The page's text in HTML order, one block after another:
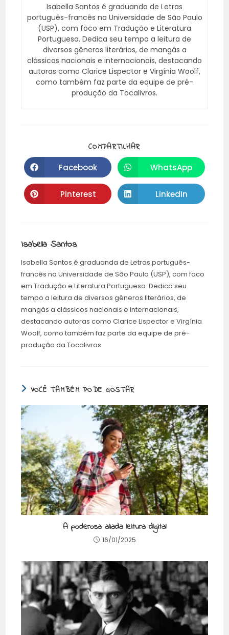
Isabella Santos é graduanda de Letras
português-francês na Universidade de São Paulo
(USP), com foco em Tradução e Literatura
Portuguesa. Dedica seu tempo a leitura de
diversos gêneros literários, de mangás a
clássicos nacionais e internacionais, destacando
autoras como Clarice Lispector e Virgínia Woolf,
como também faz parte da equipe de pré-
produção da Tocalivros.
COMPARTILHAR
Facebook
WhatsApp
Pinterest LinkedIn
Isabella Santos
Isabella Santos é graduanda de Letras português-
francês na Universidade de São Paulo (USP), com foco
em Tradução e Literatura Portuguesa. Dedica seu
tempo a leitura de diversos gêneros literários, de
mangás a clássicos nacionais e internacionais,
destacando autoras como Clarice Lispector e Virgínia
Woolf, como também faz parte da equipe de pré-
produção da Tocalivros.
VOCÊ TAMBÉM PODE GOSTAR
A poderosa aliada leitura digital
16/01/2025